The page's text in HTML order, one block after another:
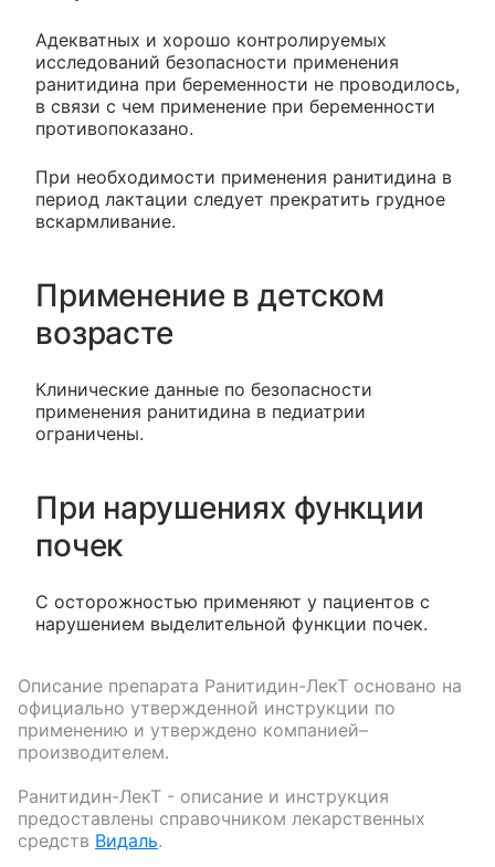
Адекватных и хорошо контролируемых
исследований безопасности применения
ранитидина при беременности не проводилось,
в связи с чем применение при беременности
противопоказано.
При необходимости применения ранитидина в
период лактации следует прекратить грудное
вскармливание.
Применение в детском
возрасте
Клинические данные по безопасности
применения ранитидина в педиатрии
ограничены.
При нарушениях функции
почек
С осторожностью применяют у пациентов с
нарушением выделительной функции почек.
Описание препарата Ранитидин-ЛекТ основано на
официально утвержденной инструкции по
применению и утверждено компанией–
производителем.
Ранитидин-ЛекТ - описание и инструкция
предоставлены справочником лекарственных
средств Видаль.